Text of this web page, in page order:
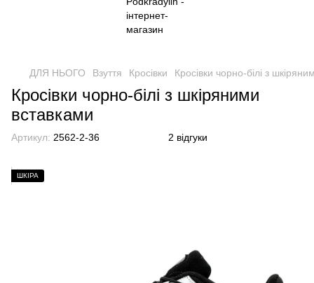
ДЛЯ НЬОГО Взуття Кросівки Кросівки чорно-білі з
Кросівки чорно-білі з шкіряними
вставками
Артикул: 2562-2-36 2 відгуки
ШКІРА